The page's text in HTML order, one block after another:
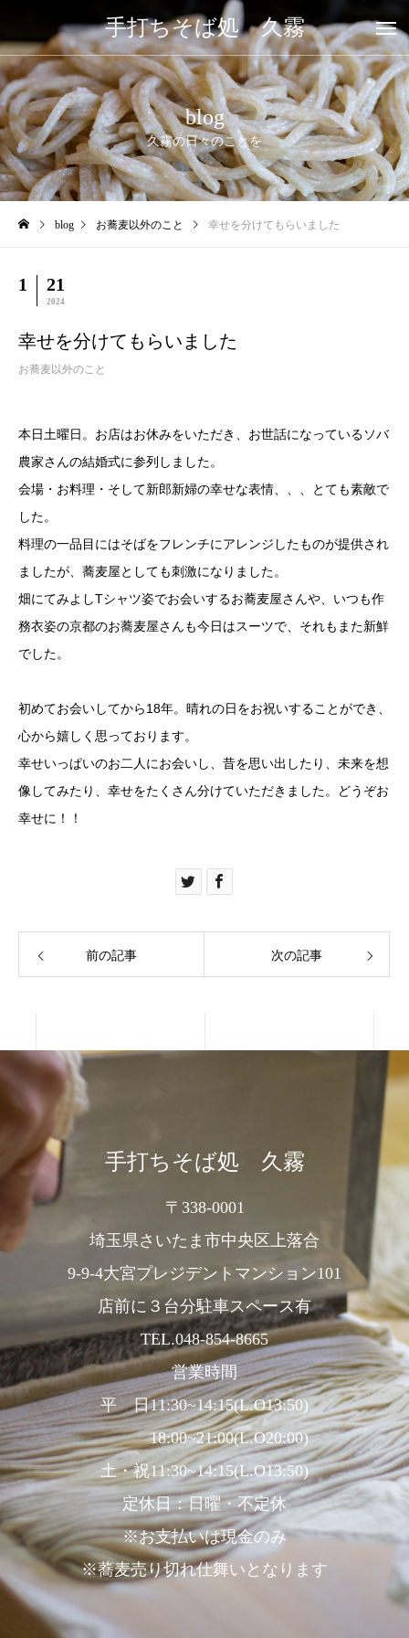
手打ちそば処 久霧
blog
久霧の日々のことを
blog お蕎麦以外のこと 幸せを分けてもらいました
1 21
2024
幸せを分けてもらいました
お蕎麦以外のこと
本日土曜日。お店はお休みをいただき、お世話になっているソバ
農家さんの結婚式に参列しました。
会場・お料理・そして新郎新婦の幸せな表情、、、とても素敵で
した。
料理の一品目にはそばをフレンチにアレンジしたものが提供され
ましたが、蕎麦屋としても刺激になりました。
畑にてみよしTシャツ姿でお会いするお蕎麦屋さんや、いつも作
務衣姿の京都のお蕎麦屋さんも今日はスーツで、それもまた新鮮
でした。
初めてお会いしてから18年。晴れの日をお祝いすることができ、
心から嬉しく思っております。
幸せいっぱいのお二人にお会いし、昔を思い出したり、未来を想
像してみたり、幸せをたくさん分けていただきました。どうぞお
幸せに！！
前の記事 次の記事
手打ちそば処 久霧
〒338-0001
埼玉県さいたま市中央区上落合
9-9-4大宮プレジデントマンション101
店前に３台分駐車スペース有
TEL.048-854-8665
営業時間
平 日11:30~14:15(L.O13:50)
18:00~21:00(L.O20:00)
土・祝11:30~14:15(L.O13:50)
定休日：日曜・不定休
※お支払いは現金のみ
※蕎麦売り切れ仕舞いとなります